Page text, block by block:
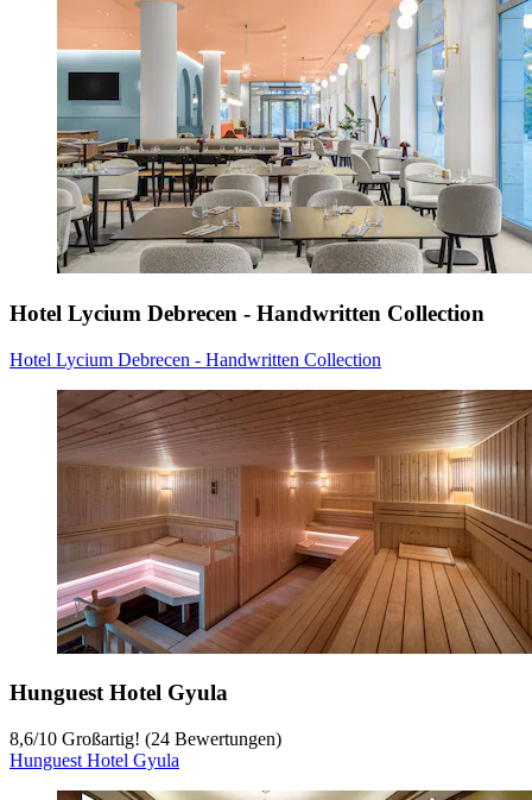
Hotel Lycium Debrecen - Handwritten Collection
Hotel Lycium Debrecen - Handwritten Collection
Hunguest Hotel Gyula
8,6/10 Großartig! (24 Bewertungen)
Hunguest Hotel Gyula